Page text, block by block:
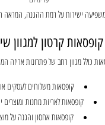
ישירות על רמת ההגנה, המראה
קופסאות קרטון למגוון
כולל מגוון רחב של פתרונות אריזה
קופסאות משלוחים לעסקים
קופסאות לאריזת מתנות ומוצרים
קופסאות אחסון והגנה על